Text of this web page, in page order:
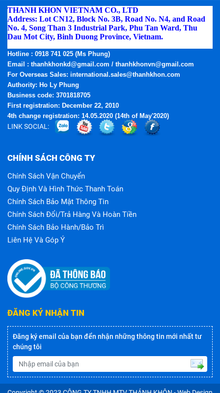
THANH KHON VIETNAM CO., LTD
Address: Lot CN12, Block No. 3B, Road No. N4, and Road
No. 4, Song Than 3 Industrial Park, Phu Tan Ward, Thu
Dau Mot City, Binh Duong Province, Vietnam.
Hotline : 0918 741 025 (Ms Phung)
Email
: thanhkhonkd@gmail.com / thanhkhonvn@gmail.com
For Overseas Sales: international.sales@thanhkhon.com
Authority: Ho Ly Phung
Business code: 3701818705
First registration: December 22, 2010
4th change registration: 14.05.2020 (14th of May'2020)
LINK SOCIAL:
CHÍNH SÁCH CÔNG TY
Chính Sách Vận Chuyển
Quy Định Và Hình Thức Thanh Toán
Chính Sách Bảo Mật Thông Tin
Chính Sách Đổi/trả Hàng Và Hoàn Tiền
Chính Sách Bảo Hành/bảo Trì
Liên Hệ Và Góp Ý
ĐĂNG KÝ NHẬN TIN
Đăng ký email của bạn đển nhận những thông tin mới nhất tư
chúng tôi